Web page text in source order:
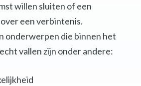
willen sluiten of een
een verbintenis.
onderwerpen die binnen het
vallen zijn onder andere: